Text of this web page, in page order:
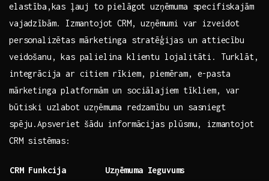
elastība,kas⁣ ļauj to pielāgot‌ uzņēmuma specifiskajām‍
vajadzībām. ⁢Izmantojot CRM, ⁤uzņēmumi var izveidot​
personalizētas ⁢mārketinga ‍stratēģijas un attiecību ​
veidošanu, ‌kas palielina klientu lojalitāti. Turklāt,
integrācija ar citiem rīkiem, piemēram,​ e-pasta
mārketinga ​platformām​ un ​sociālajiem tīkliem, var
būtiski uzlabot‌ uzņēmuma redzamību un sasniegt
spēju.Apsveriet šādu⁣ informācijas ‍plūsmu, izmantojot
CRM ⁣sistēmas:
CRM Funkcija Uzņēmuma Ieguvums